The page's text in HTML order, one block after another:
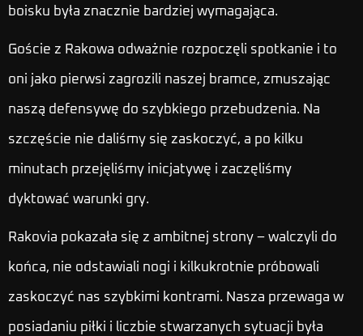
boisku była znacznie bardziej wymagająca.
Goście z Rakowa odważnie rozpoczęli spotkanie i to
oni jako pierwsi zagrozili naszej bramce, zmuszając
naszą defensywę do szybkiego przebudzenia. Na
szczęście nie daliśmy się zaskoczyć, a po kilku
minutach przejęliśmy inicjatywę i zaczęliśmy
dyktować warunki gry.
Rakovia pokazała się z ambitnej strony – walczyli do
końca, nie odstawiali nogi i kilkukrotnie próbowali
zaskoczyć nas szybkimi kontrami. Nasza przewaga w
posiadaniu piłki i liczbie stwarzanych sytuacji była